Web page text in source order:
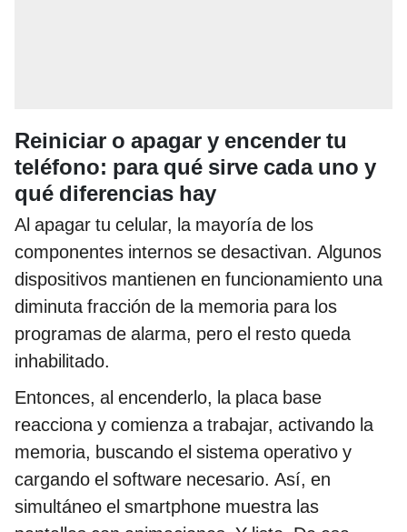
Reiniciar o apagar y encender tu
teléfono: para qué sirve cada uno y
qué diferencias hay
Al apagar tu celular, la mayoría de los
componentes internos se desactivan. Algunos
dispositivos mantienen en funcionamiento una
diminuta fracción de la memoria para los
programas de alarma, pero el resto queda
inhabilitado.
Entonces, al encenderlo, la placa base
reacciona y comienza a trabajar, activando la
memoria, buscando el sistema operativo y
cargando el software necesario. Así, en
simultáneo el smartphone muestra las